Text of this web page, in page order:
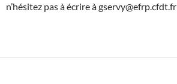
n’hésitez pas à écrire à gservy@efrp.cfdt.fr